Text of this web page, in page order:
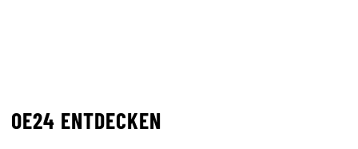
OE24 ENTDECKEN